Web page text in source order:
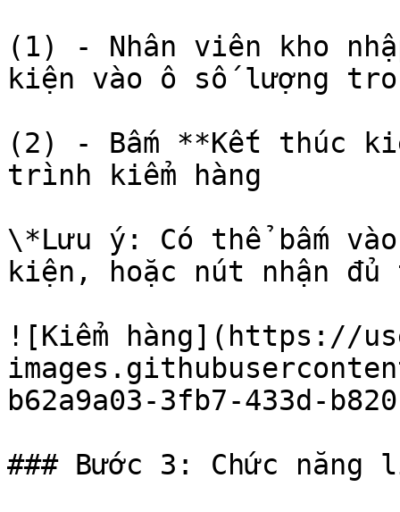
(1) - Nhân viên kho
kiện vào ô số lượng
(2) - Bấm **Kết thúc
trình kiểm hàng
\*Lưu ý: Có thể bấm
kiện, hoặc nút nhận
![Kiểm hàng](https://
b62a9a03-3fb7-433d-
### Bước 3: Chức năng